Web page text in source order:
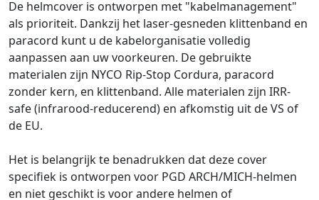
De helmcover is ontworpen met "kabelmanagement"
als prioriteit. Dankzij het laser-gesneden klittenband en
paracord kunt u de kabelorganisatie volledig
aanpassen aan uw voorkeuren. De gebruikte
materialen zijn NYCO Rip-Stop Cordura, paracord
zonder kern, en klittenband. Alle materialen zijn IRR-
safe (infrarood-reducerend) en afkomstig uit de VS of
de EU.
Het is belangrijk te benadrukken dat deze cover
specifiek is ontworpen voor PGD ARCH/MICH-helmen
en niet geschikt is voor andere helmen of